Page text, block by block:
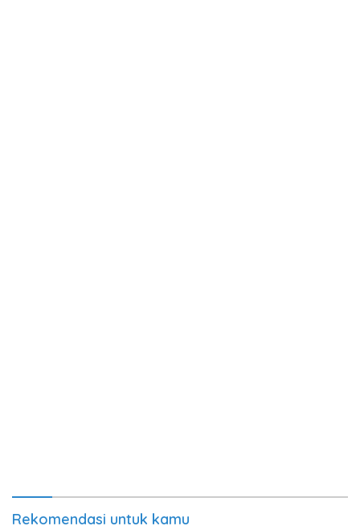
Rekomendasi untuk kamu